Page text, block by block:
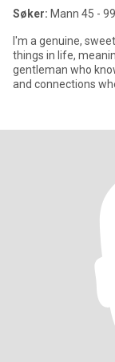
Søker: Mann 45 - 99
I'm a genuine,
things in life,
gentleman who
and connections